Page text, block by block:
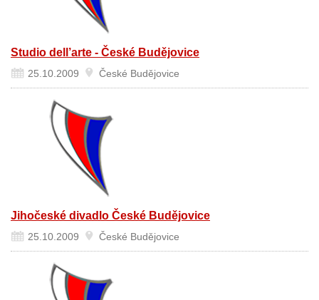
Studio dell’arte - České Budějovice
25.10.2009 České Budějovice
Jihočeské divadlo České Budějovice
25.10.2009 České Budějovice